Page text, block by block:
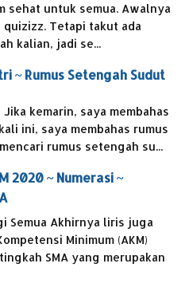
sehat untuk semua. Awalnya
Tetapi takut ada
kalian, jadi se...
~ Rumus Setengah Sudut
Jika kemarin, saya membahas
ini, saya membahas rumus
rumus setengah su...
2020 ~ Numerasi ~
Semua Akhirnya liris juga
Minimum (AKM)
SMA yang merupakan